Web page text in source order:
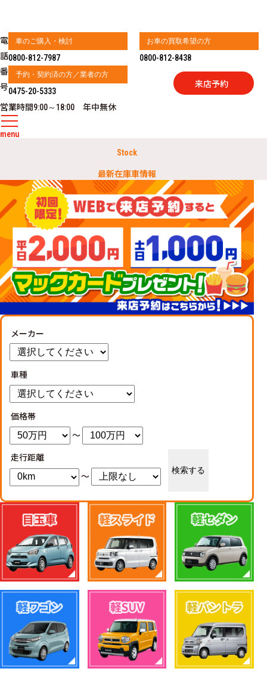
電
話
番
号
車のご購入・検討
0800-812-7987
お車の買取希望の方
0800-812-8438
予約・契約済の方／業者の方
0475-20-5333
営業時間9:00～18:00 年中無休
来店予約
menu
最新在庫車情報
Stock
メーカー
車種
価格帯
～
走行距離
～
検索する